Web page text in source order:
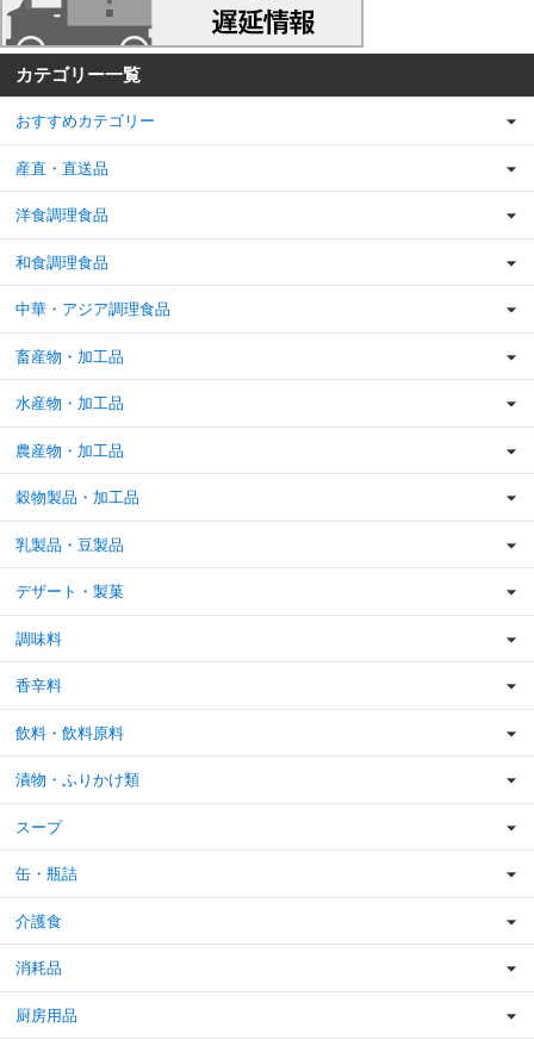
カテゴリー一覧
おすすめカテゴリー
産直・直送品
洋食調理食品
和食調理食品
中華・アジア調理食品
畜産物・加工品
水産物・加工品
農産物・加工品
穀物製品・加工品
乳製品・豆製品
デザート・製菓
調味料
香辛料
飲料・飲料原料
漬物・ふりかけ類
スープ
缶・瓶詰
介護食
消耗品
厨房用品